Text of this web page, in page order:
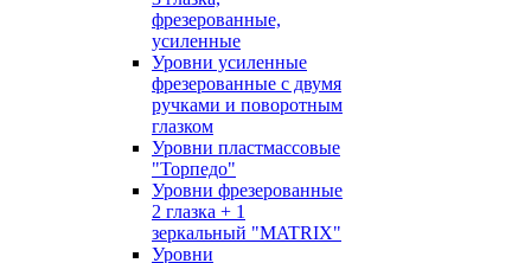
фрезерованные,
усиленные
Уровни усиленные
фрезерованные с двумя
ручками и поворотным
глазком
Уровни пластмассовые
"Торпедо"
Уровни фрезерованные
2 глазка + 1
зеркальный "MATRIX"
Уровни